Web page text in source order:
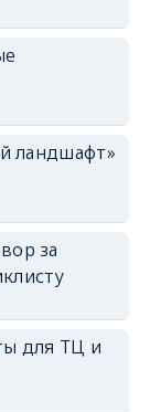
ландшафт»
за
для ТЦ и